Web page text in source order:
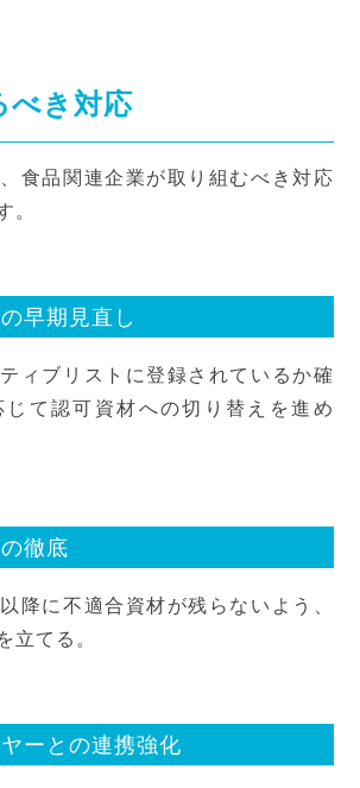
べき対応
食品関連企業が取り組むべき対応
。
早期見直し
ィブリストに登録されているか確
て認可資材への切り替えを進め
徹底
降に不適合資材が残らないよう、
立てる。
ーとの連携強化